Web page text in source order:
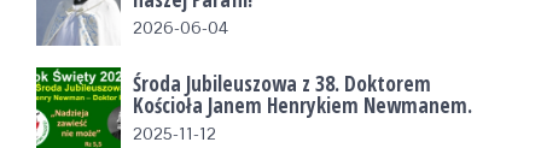
2026-06-04
Środa Jubileuszowa z 38. Doktorem
Kościoła Janem Henrykiem Newmanem.
2025-11-12